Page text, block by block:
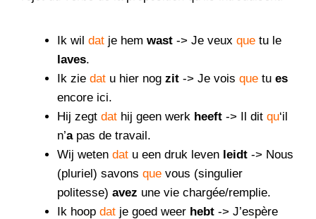
Ik wil dat je hem wast -> Je veux que tu le
laves.
Ik zie dat u hier nog zit -> Je vois que tu es
encore ici.
Hij zegt dat hij geen werk heeft -> Il dit qu‘il
n’apas de travail.
Wij weten dat u een druk leven leidt -> Nous
(pluriel) savons que vous (singulier
politesse) avez une vie chargée/remplie.
Ik hoop dat je goed weer hebt -> J’espère